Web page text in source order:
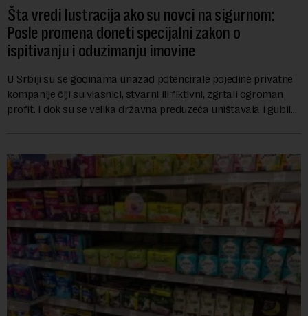
Šta vredi lustracija ako su novci na sigurnom:
Posle promena doneti specijalni zakon o
ispitivanju i oduzimanju imovine
U Srbiji su se godinama unazad potencirale pojedine privatne
kompanije čiji su vlasnici, stvarni ili fiktivni, zgrtali ogroman
profit. I dok su se velika državna preduzeća uništavala i gubila